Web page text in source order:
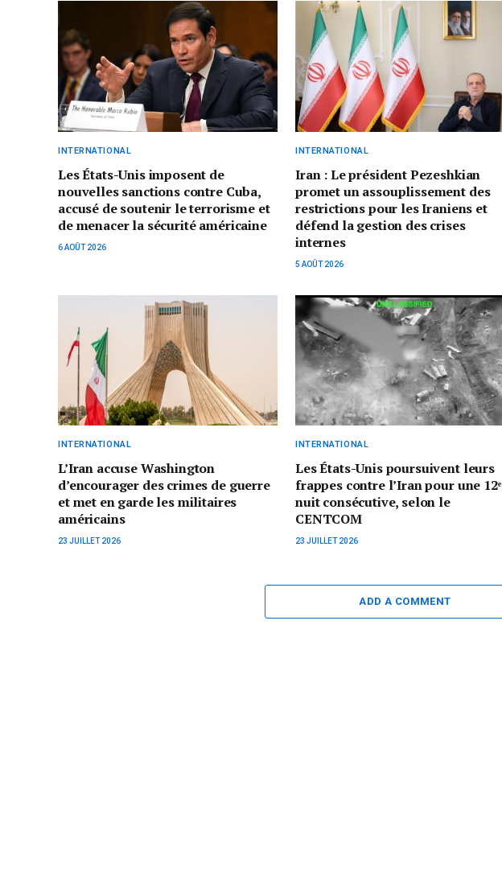
INTERNATIONAL
Les États-Unis imposent de
nouvelles sanctions contre Cuba,
accusé de soutenir le terrorisme et
de menacer la sécurité américaine
6 AOÛT 2026
INTERNATIONAL
Iran : Le président Pezeshkian
promet un assouplissement des
restrictions pour les Iraniens et
défend la gestion des crises
internes
5 AOÛT 2026
INTERNATIONAL
L’Iran accuse Washington
d’encourager des crimes de guerre
et met en garde les militaires
américains
23 JUILLET 2026
INTERNATIONAL
Les États-Unis poursuivent leurs
frappes contre l’Iran pour une 12ᵉ
nuit consécutive, selon le
CENTCOM
23 JUILLET 2026
ADD A COMMENT